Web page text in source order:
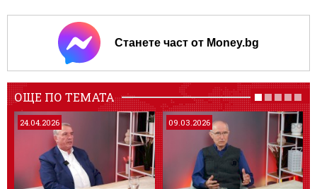
Станете част от Money.bg
ОЩЕ ПО ТЕМАТА
24.04.2026 09.03.2026